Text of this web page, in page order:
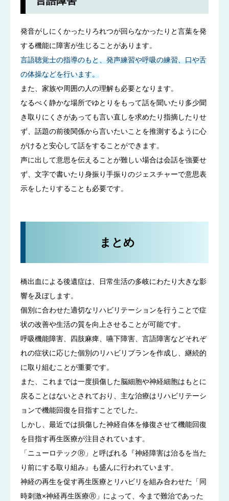
発音がしにくかったりろれつが回らなかったりと言葉を発
する機能に障害が生じることがあります。
言語聴覚士の指導のもと、発声練習や呼吸の練習、口や舌
の体操などを行います。
また、家族や周囲の人の理解も必要となります。
なるべく静かな場所でゆとりをもって話を聞いたり多少聞
き取りにくさがあっても言い直しを求めたり指摘したりせ
ず、話題の前後関係から言いたいことを推測するように心
がけると安心して話をすることができます。
声に出して意思を伝えることが難しい場合は会話を強要せ
ず、文字で書いたり身振り手振りのジェスチャーで意思表
示をしたりすることも必要です。
まとめ
橋出血による後遺症は、日常生活の多岐にわたり大きな影
響を及ぼします。
個別に合わせた適切なリハビリテーションを行うことで症
状の改善や生活の質を向上させることが可能です。
呼吸機能障害、四肢麻痺、嚥下障害、言語障害などそれぞ
れの症状に応じた個別のリハビリプランを作成し、継続的
に取り組むことが重要です。
また、これまでは一度損傷した脳細胞や神経細胞はもとに
戻ることはないとされており、主な治療はリハビリテーシ
ョンで機能回復を目指すことでした。
しかし、最近では損傷した神経自体を修復させて機能回復
を目指す再生医療が注目されています。
「ニューロテックⓇ」と呼ばれる『神経障害は治るを当た
り前にする取り組み』も盛んに行われています。
神経の再生を促す再生医療とリハビリを組み合わせた「同
時刺激×神経再生医療Ⓡ」によって、今まで難治であった